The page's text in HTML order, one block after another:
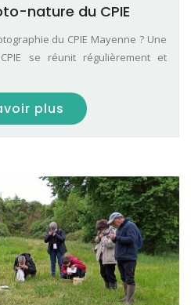
nature du CPIE
du CPIE Mayenne ? Une
se réunit régulièrement et
plus